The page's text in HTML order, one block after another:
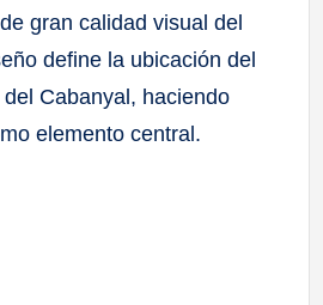
gran calidad visual del
define la ubicación del
Cabanyal, haciendo
elemento central.